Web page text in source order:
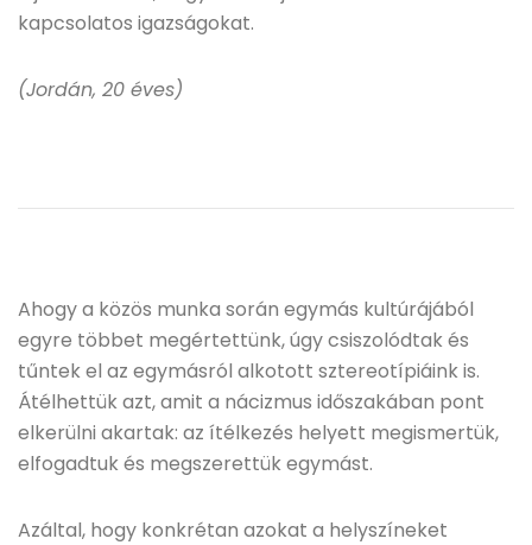
kapcsolatos igazságokat.
(Jordán, 20 éves)
Ahogy a közös munka során egymás kultúrájából
egyre többet megértettünk, úgy csiszolódtak és
tűntek el az egymásról alkotott sztereotípiáink is.
Átélhettük azt, amit a nácizmus időszakában pont
elkerülni akartak: az ítélkezés helyett megismertük,
elfogadtuk és megszerettük egymást.
Azáltal, hogy konkrétan azokat a helyszíneket